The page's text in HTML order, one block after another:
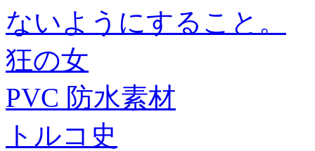
ないようにすること。
狂の女
PVC 防水素材
トルコ史